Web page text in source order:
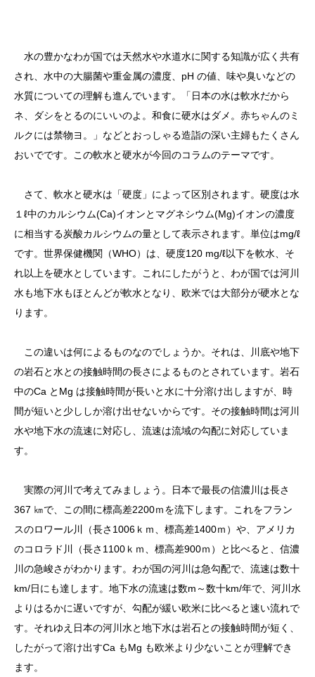
水の豊かなわが国では天然水や水道水に関する知識が広く共有
され、水中の大腸菌や重金属の濃度、pH の値、味や臭いなどの
水質についての理解も進んでいます。「日本の水は軟水だから
ネ、ダシをとるのにいいのよ。和食に硬水はダメ。赤ちゃんのミ
ルクには禁物ヨ。」などとおっしゃる造詣の深い主婦もたくさん
おいでです。この軟水と硬水が今回のコラムのテーマです。
さて、軟水と硬水は「硬度」によって区別されます。硬度は水
１ℓ中のカルシウム(Ca)イオンとマグネシウム(Mg)イオンの濃度
に相当する炭酸カルシウムの量として表示されます。単位はmg/ℓ
です。世界保健機関（WHO）は、硬度120 mg/ℓ以下を軟水、そ
れ以上を硬水としています。これにしたがうと、わが国では河川
水も地下水もほとんどが軟水となり、欧米では大部分が硬水とな
ります。
この違いは何によるものなのでしょうか。それは、川底や地下
の岩石と水との接触時間の長さによるものとされています。岩石
中のCa とMg は接触時間が長いと水に十分溶け出しますが、時
間が短いと少ししか溶け出せないからです。その接触時間は河川
水や地下水の流速に対応し、流速は流域の勾配に対応していま
す。
実際の河川で考えてみましょう。日本で最長の信濃川は長さ
367 ㎞で、この間に標高差2200ｍを流下します。これをフラン
スのロワール川（長さ1006ｋｍ、標高差1400ｍ）や、アメリカ
のコロラド川（長さ1100ｋｍ、標高差900ｍ）と比べると、信濃
川の急峻さがわかります。わが国の河川は急勾配で、流速は数十
km/日にも達します。地下水の流速は数m～数十km/年で、河川水
よりはるかに遅いですが、勾配が緩い欧米に比べると速い流れで
す。それゆえ日本の河川水と地下水は岩石との接触時間が短く、
したがって溶け出すCa もMg も欧米より少ないことが理解でき
ます。